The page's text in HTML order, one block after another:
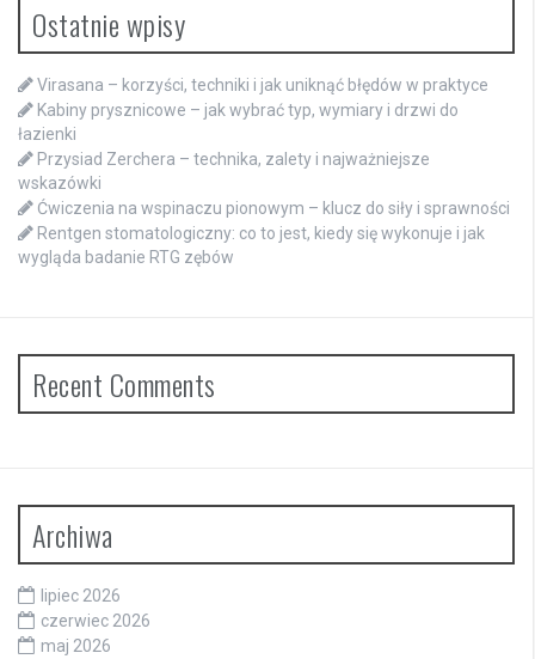
Ostatnie wpisy
Virasana – korzyści, techniki i jak uniknąć błędów w praktyce
Kabiny prysznicowe – jak wybrać typ, wymiary i drzwi do
łazienki
Przysiad Zerchera – technika, zalety i najważniejsze
wskazówki
Ćwiczenia na wspinaczu pionowym – klucz do siły i sprawności
Rentgen stomatologiczny: co to jest, kiedy się wykonuje i jak
wygląda badanie RTG zębów
Recent Comments
Archiwa
lipiec 2026
czerwiec 2026
maj 2026